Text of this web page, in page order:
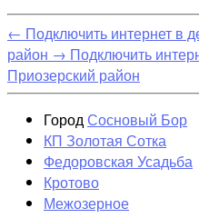
← Подключить интернет в
район → Подключить
Приозерский район
ГородСосновый Бор
КП Золотая Сотка
Федоровская Усадьба
Кротово
Межозерное